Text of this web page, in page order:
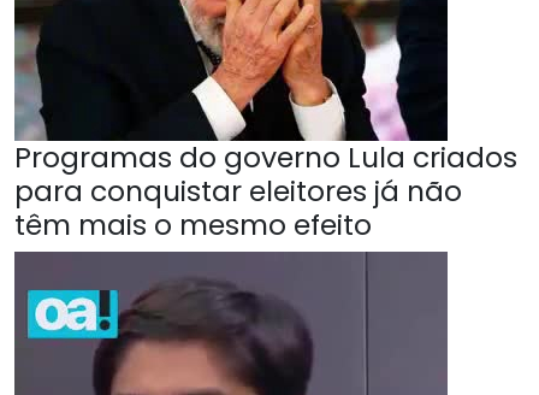
Programas do governo Lula criados
para conquistar eleitores já não
têm mais o mesmo efeito